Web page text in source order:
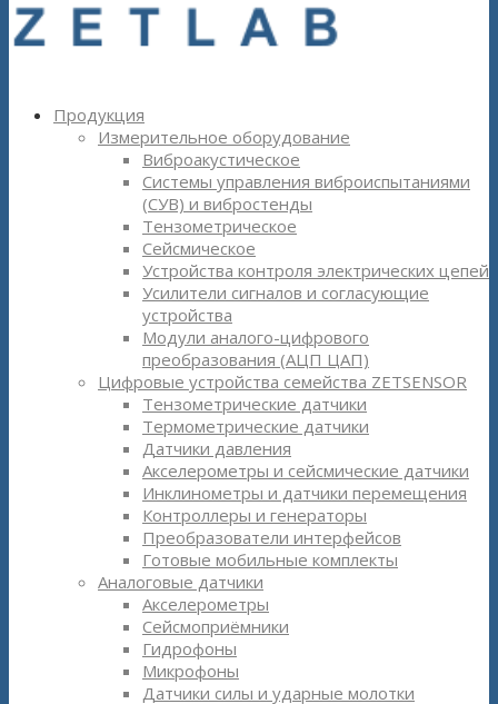
Продукция
Измерительное оборудование
Виброакустическое
Системы управления виброиспытаниями
(СУВ) и вибростенды
Тензометрическое
Сейсмическое
Устройства контроля электрических цепей
Усилители сигналов и согласующие
устройства
Модули аналого-цифрового
преобразования (АЦП ЦАП)
Цифровые устройства семейства ZETSENSOR
Тензометрические датчики
Термометрические датчики
Датчики давления
Акселерометры и сейсмические датчики
Инклинометры и датчики перемещения
Контроллеры и генераторы
Преобразователи интерфейсов
Готовые мобильные комплекты
Аналоговые датчики
Акселерометры
Сейсмоприёмники
Гидрофоны
Микрофоны
Датчики силы и ударные молотки